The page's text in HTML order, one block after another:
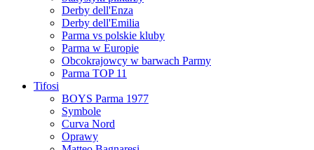
Derby dell'Enza
Derby dell'Emilia
Parma vs polskie kluby
Parma w Europie
Obcokrajowcy w barwach Parmy
Parma TOP 11
Tifosi
BOYS Parma 1977
Symbole
Curva Nord
Oprawy